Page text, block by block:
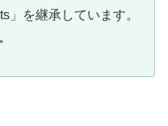
」を継承しています。